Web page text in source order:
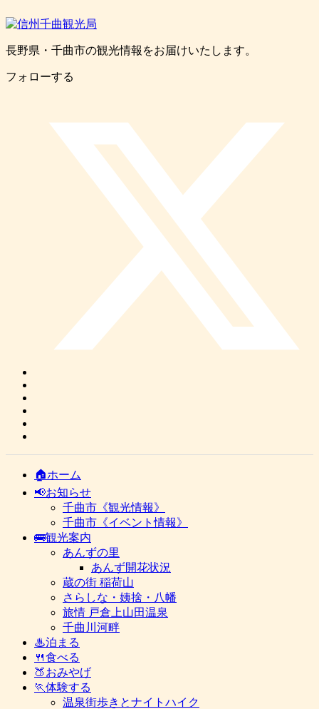
長野県・千曲市の観光情報をお届けいたします。
フォローする
🏠ホーム
📢お知らせ
千曲市《観光情報》
千曲市《イベント情報》
🚌観光案内
あんずの里
あんず開花状況
蔵の街 稲荷山
さらしな・姨捨・八幡
旅情 戸倉上山田温泉
千曲川河畔
♨泊まる
🍴食べる
🍑おみやげ
🏃体験する
温泉街歩きとナイトハイク